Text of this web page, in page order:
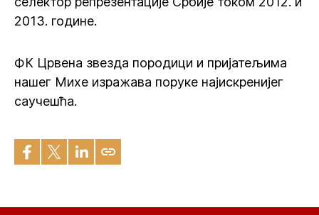
2013. године.
ФК Црвена звезда породици и пријатељима
нашег Михе изражава поруке најискренијег
саучешћа.